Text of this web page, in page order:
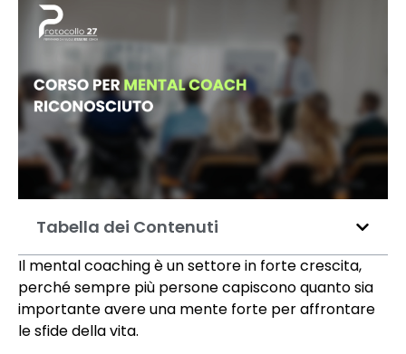
Tabella dei Contenuti
Il mental coaching è un settore in forte crescita,
perché sempre più persone capiscono quanto sia
importante avere una mente forte per affrontare
le sfide della vita.